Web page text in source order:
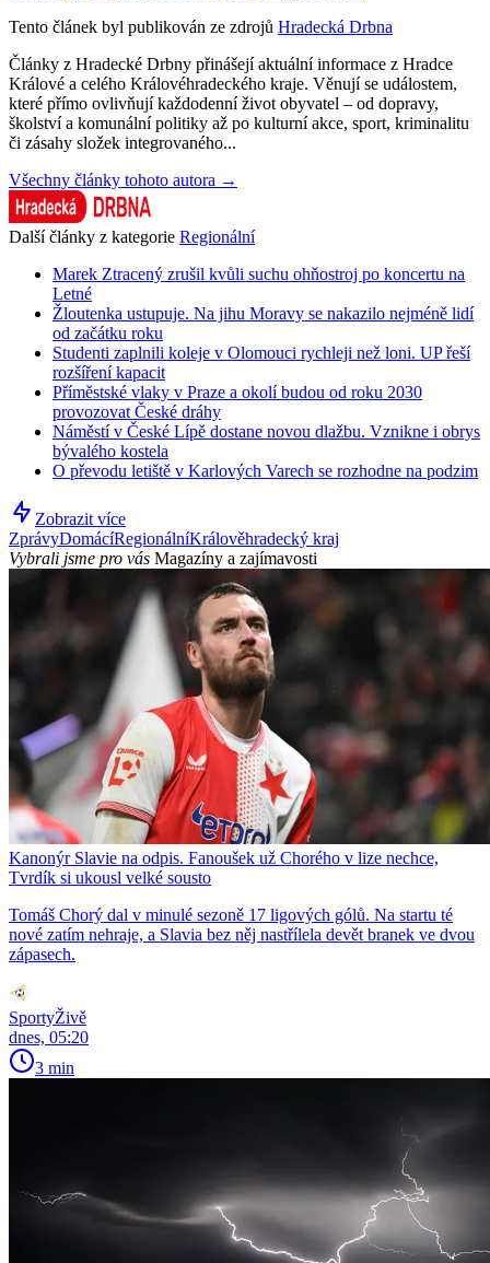
Tento článek byl publikován ze zdrojů Hradecká Drbna
Články z Hradecké Drbny přinášejí aktuální informace z Hradce
Králové a celého Královéhradeckého kraje. Věnují se událostem,
které přímo ovlivňují každodenní život obyvatel – od dopravy,
školství a komunální politiky až po kulturní akce, sport, kriminalitu
či zásahy složek integrovaného...
Všechny články tohoto autora →
Další články z kategorie Regionální
Marek Ztracený zrušil kvůli suchu ohňostroj po koncertu na
Letné
Žloutenka ustupuje. Na jihu Moravy se nakazilo nejméně lidí
od začátku roku
Studenti zaplnili koleje v Olomouci rychleji než loni. UP řeší
rozšíření kapacit
Příměstské vlaky v Praze a okolí budou od roku 2030
provozovat České dráhy
Náměstí v České Lípě dostane novou dlažbu. Vznikne i obrys
bývalého kostela
O převodu letiště v Karlových Varech se rozhodne na podzim
Zobrazit více
ZprávyDomácíRegionálníKrálověhradecký kraj
Vybrali jsme pro vás Magazíny a zajímavosti
Kanonýr Slavie na odpis. Fanoušek už Chorého v lize nechce,
Tvrdík si ukousl velké sousto
Tomáš Chorý dal v minulé sezoně 17 ligových gólů. Na startu té
nové zatím nehraje, a Slavia bez něj nastřílela devět branek ve dvou
zápasech.
SportyŽivě
dnes, 05:20
3 min